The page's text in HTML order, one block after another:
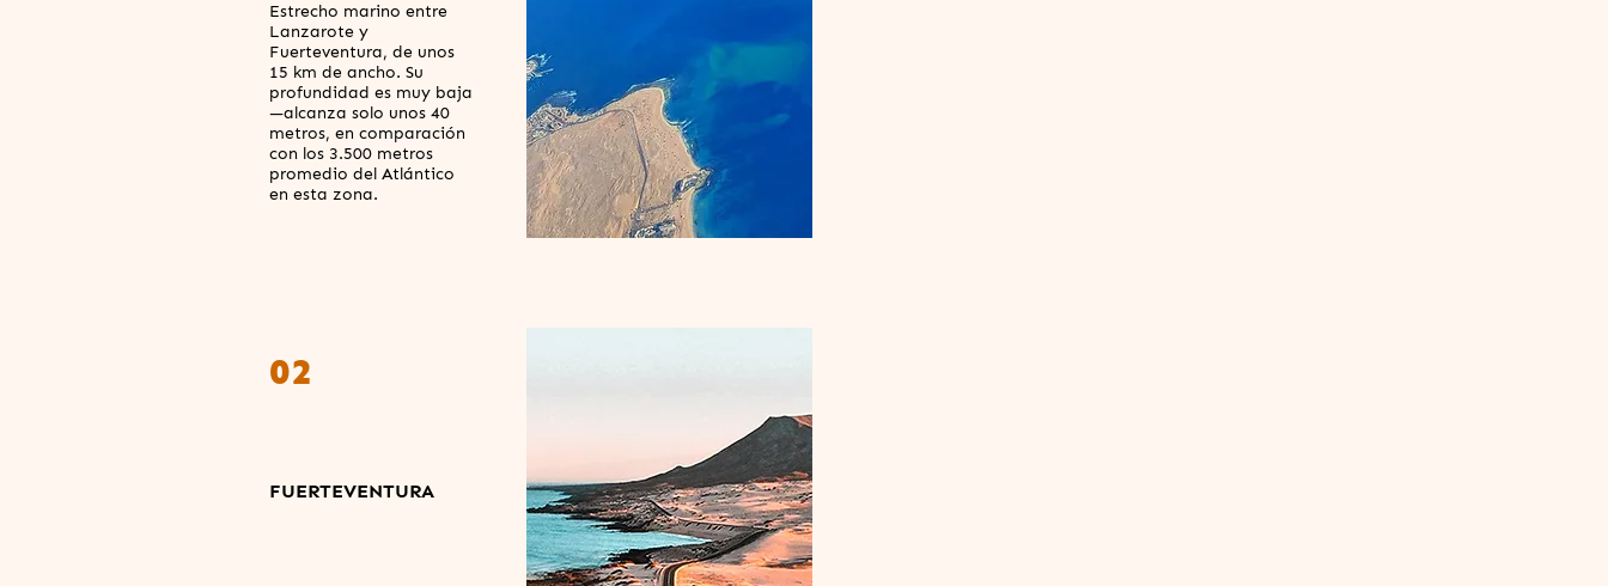
Estrecho marino entre
Lanzarote y
Fuerteventura, de unos
15 km de ancho. Su
profundidad es muy baja
—alcanza solo unos 40
metros, en comparación
con los 3.500 metros
promedio del Atlántico
en esta zona.
02
FUERTEVENTURA